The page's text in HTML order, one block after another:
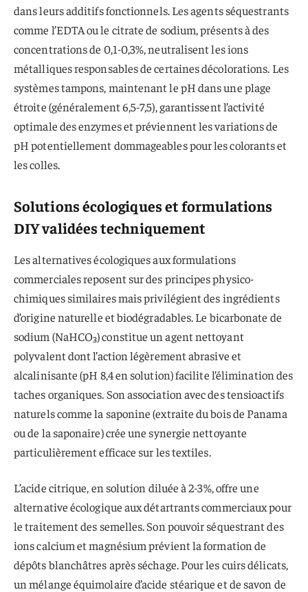
dans leurs additifs fonctionnels. Les agents séquestrants
comme l’EDTA ou le citrate de sodium, présents à des
concentrations de 0,1-0,3%, neutralisent les ions
métalliques responsables de certaines décolorations. Les
systèmes tampons, maintenant le pH dans une plage
étroite (généralement 6,5-7,5), garantissent l’activité
optimale des enzymes et préviennent les variations de
pH potentiellement dommageables pour les colorants et
les colles.
Solutions écologiques et formulations
DIY validées techniquement
Les alternatives écologiques aux formulations
commerciales reposent sur des principes physico-
chimiques similaires mais privilégient des ingrédients
d’origine naturelle et biodégradables. Le bicarbonate de
sodium (NaHCO₃) constitue un agent nettoyant
polyvalent dont l’action légèrement abrasive et
alcalinisante (pH 8,4 en solution) facilite l’élimination des
taches organiques. Son association avec des tensioactifs
naturels comme la saponine (extraite du bois de Panama
ou de la saponaire) crée une synergie nettoyante
particulièrement efficace sur les textiles.
L’acide citrique, en solution diluée à 2-3%, offre une
alternative écologique aux détartrants commerciaux pour
le traitement des semelles. Son pouvoir séquestrant des
ions calcium et magnésium prévient la formation de
dépôts blanchâtres après séchage. Pour les cuirs délicats,
un mélange équimolaire d’acide stéarique et de savon de